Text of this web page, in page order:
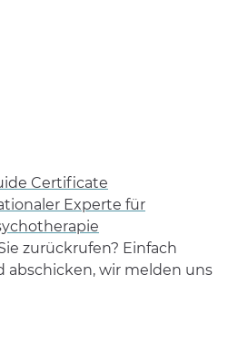
Experte für
zurückrufen? Einfach
abschicken, wir melden uns